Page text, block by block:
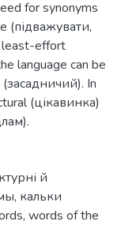
for synonyms
(підважувати,
least-effort
language can be
In
(цікавинка)
й
, кальки
, words of the